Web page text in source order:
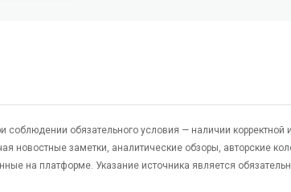
обязательного условия — наличии корректной
новостные заметки, аналитические обзоры, авторские
на платформе. Указание источника является